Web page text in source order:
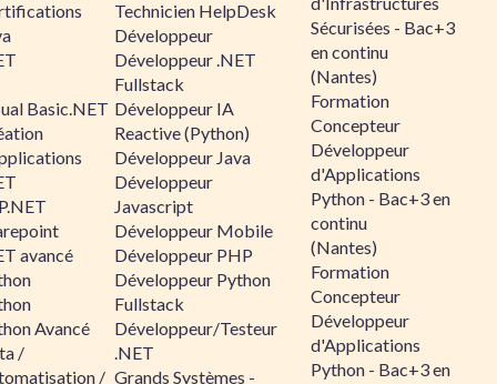
Basic.NET
avancé
Avancé
/
/
Technicien HelpDesk
Développeur
Développeur .NET
Fullstack
Développeur IA
Reactive (Python)
Développeur Java
Développeur
Javascript
Développeur Mobile
Développeur PHP
Développeur Python
Fullstack
Développeur/Testeur
.NET
Grands Systèmes -
Sécurisées - Bac+3
en continu
(Nantes)
Formation
Concepteur
Développeur
d'Applications
Python - Bac+3 en
continu
(Nantes)
Formation
Concepteur
Développeur
d'Applications
Python - Bac+3 en